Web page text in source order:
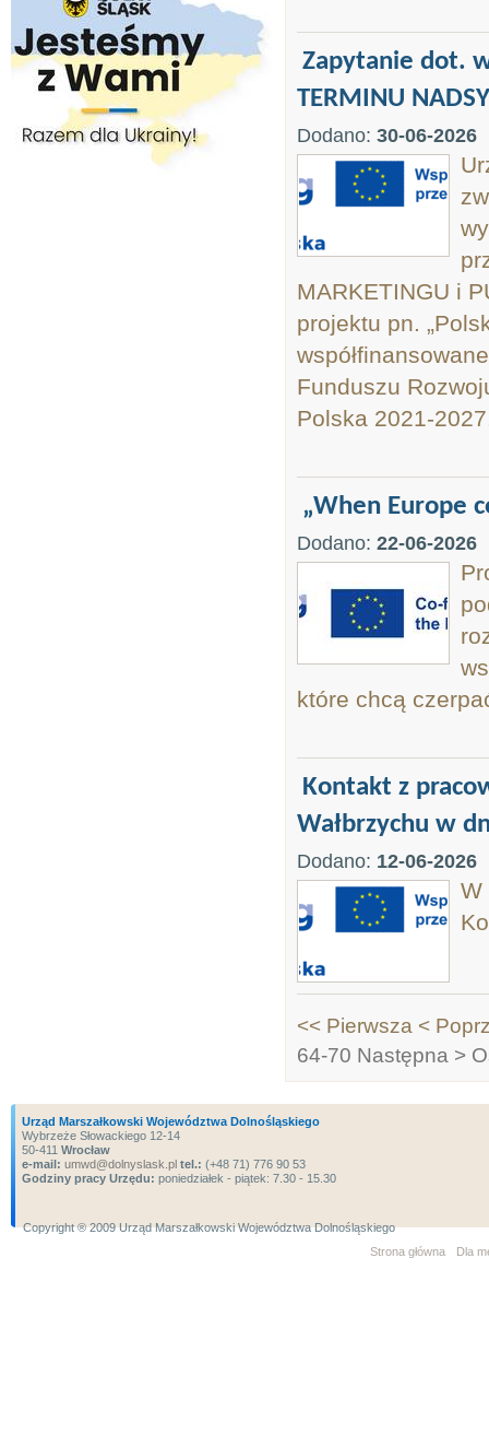
Zapytanie dot.
TERMINU
Dodano: 30-06-2026
MARKETINGU i
projektu pn.
Funduszu
Polska 2021-
„When Europe
Dodano: 22-06-2026
które chcą
Kontakt z
Wałbrzychu w
Dodano: 12-06-2026
W
<< Pierwsza <
64-70 Następna >
Urząd Marszałkowski Województwa Dolnośląskiego
Wybrzeże Słowackiego 12-14
50-411 Wrocław
e-mail: umwd@dolnyslask.pl tel.: (+48 71) 776 90 53
Godziny pracy Urzędu: poniedziałek - piątek: 7.30 - 15.30
Copyright ® 2009 Urząd Marszałkowski Województwa Dolnośląskiego
Strona główna
Dla